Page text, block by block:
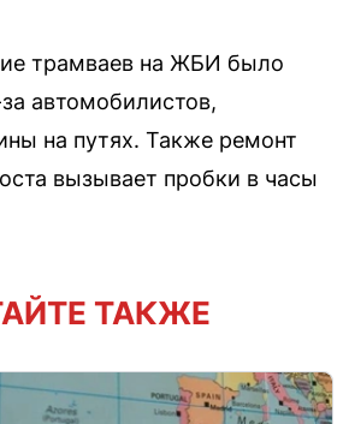
трамваев на ЖБИ было
автомобилистов,
на путях. Также ремонт
вызывает пробки в часы
ТАКЖЕ